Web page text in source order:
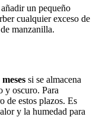
un pequeño
cualquier exceso de
manzanilla.
si se almacena
y oscuro. Para
de estos plazos. Es
y la humedad para